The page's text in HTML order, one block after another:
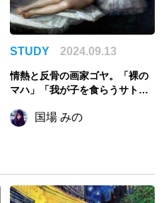
STUDY 2024.09.13
情熱と反骨の画家ゴヤ。「裸の
マハ」「我が子を食らうサトゥ
国場 みの